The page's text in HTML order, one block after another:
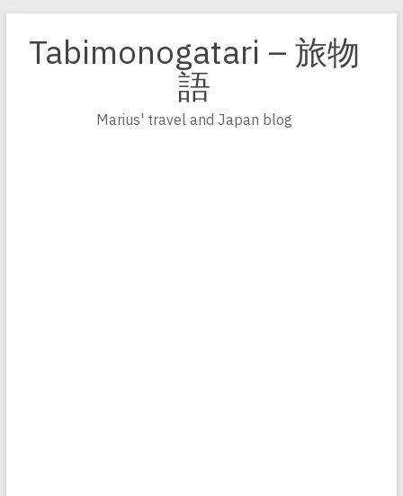
Inhalt
springen
Tabimonogatari – 旅物
語
Marius' travel and Japan blog